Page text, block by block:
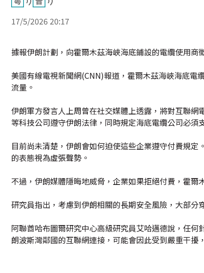
17/5/2026 20:17
據報伊朗計劃，向霍爾木茲海峽海底鋪設的電纜使用商
美國有線電視新聞網(CNN)報道，霍爾木茲海峽海底
流量。
伊朗軍方發言人上周曾在社交媒體上透露，將對互聯
等科技公司遵守伊朗法律，同時規定海底電纜公司必
目前尚未清楚，伊朗會如何迫使這些企業遵守付費規
的表態視為虛張聲勢。
不過，伊朗媒體隱晦地威脅，企業如果拒絕付費，霍爾
研究員指出，考慮到伊朗相關的長期安全風險，大部
阿聯酋哈布圖爾研究中心高級研究員艾哈邁德說，任
朗波斯灣鄰國的互聯網連接，可能會因此受到嚴重干擾